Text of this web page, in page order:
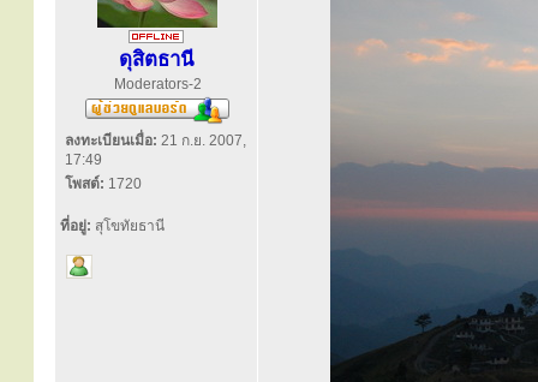
ดุสิตธานี
Moderators-2
ลงทะเบียนเมื่อ: 21 ก.ย. 2007,
17:49
โพสต์: 1720
ที่อยู่: สุโขทัยธานี